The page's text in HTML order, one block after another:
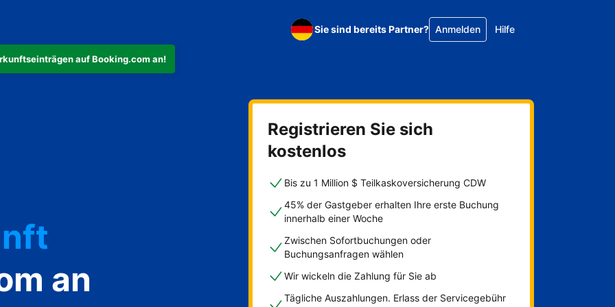
auf Booking.com an!
Sie sind bereits Partner? Anmelden Hilfe
an
Registrieren Sie sich
kostenlos
Bis zu 1 Million $ Teilkaskoversicherung CDW
45% der Gastgeber erhalten Ihre erste Buchung
innerhalb einer Woche
Zwischen Sofortbuchungen oder
Buchungsanfragen wählen
Wir wickeln die Zahlung für Sie ab
Tägliche Auszahlungen. Erlass der Servicegebühr